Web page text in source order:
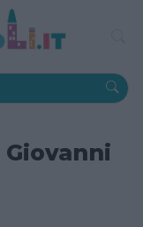
Giovanni